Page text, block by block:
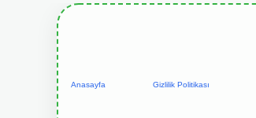
Anasayfa Gizlilik Politikası